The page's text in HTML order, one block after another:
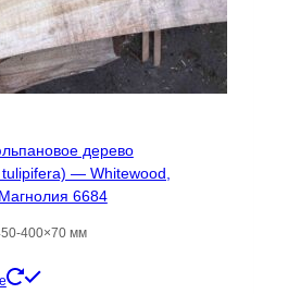
дерево
— Whitewood,
6684
400×70 мм